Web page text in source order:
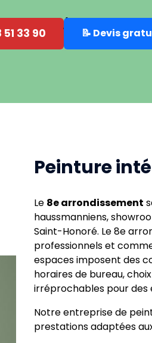
51 33 90 📝 Devis
Peinture
Le 8e arrondissement
haussmanniens,
Saint-Honoré. Le 8e
professionnels et
espaces imposent des
horaires de bureau,
irréprochables pour des
Notre entreprise de
prestations adaptées